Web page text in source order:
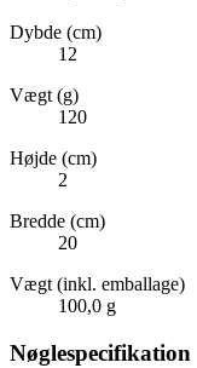
Dybde (cm)
12
Vægt (g)
120
Højde (cm)
2
Bredde (cm)
20
Vægt (inkl. emballage)
100,0 g
Nøglespecifikation